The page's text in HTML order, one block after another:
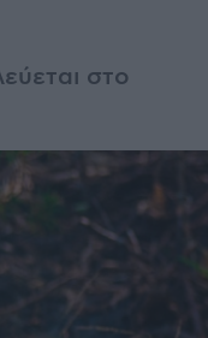
στο